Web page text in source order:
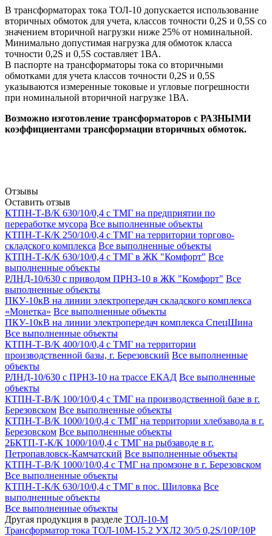
В трансформаторах тока ТОЛ-10 допускается использование
вторичных обмоток для учета, классов точности 0,2S и 0,5S со
значением вторичной нагрузки ниже 25% от номинальной.
Минимально допустимая нагрузка для обмоток класса
точности 0,2S и 0,5S составляет 1ВА.
В паспорте на трансформаторы тока со вторичными
обмотками для учета классов точности 0,2S и 0,5S
указываются измеренные токовые и угловые погрешности
при номинальной вторичной нагрузке 1ВА.
Возможно изготовление трансформаторов с РАЗНЫМИ
коэффициентами трансформации вторичных обмоток.
Отзывы
Оставить отзыв
КТПН-Т-В/К 630/10/0,4 с ТМГ на предприятии по
переработке мусора Все выполненные объекты
КТПН-Т-К/К 250/10/0,4 с ТМГ на территории торгово-
складского комплекса Все выполненные объекты
КТПН-Т-К/К 630/10/0,4 с ТМГ в ЖК "Комфорт" Все
выполненные объекты
РЛНД-10/630 с приводом ПРНЗ-10 в ЖК "Комфорт" Все
выполненные объекты
ПКУ-10кВ на линии электропередач складского комплекса
«Монетка» Все выполненные объекты
ПКУ-10кВ на линии электропередач комплекса СпецШина
Все выполненные объекты
КТПН-Т-В/К 400/10/0,4 с ТМГ на территории
производственной базы, г. Березовский Все выполненные
объекты
РЛНД-10/630 с ПРНЗ-10 на трассе ЕКАД Все выполненные
объекты
КТПН-Т-В/К 100/10/0,4 с ТМГ на производственной базе в г.
Березовском Все выполненные объекты
КТПН-Т-В/К 1000/10/0,4 с ТМГ на территории хлебзавода в г.
Березовском Все выполненные объекты
2БКТП-Т-К/К 1000/10/0,4 с ТМГ на рыбзаводе в г.
Петропавловск-Камчатский Все выполненные объекты
КТПН-Т-В/К 1000/10/0,4 с ТМГ на промзоне в г. Березовском
Все выполненные объекты
КТПН-Т-К/К 630/10/0,4 с ТМГ в пос. Шиловка Все
выполненные объекты
Все выполненные объекты
Другая продукция в разделе ТОЛ-10-М
Трансформатор тока ТОЛ-10М-15.2 УХЛ2 30/5 0,2S/10Р/10Р